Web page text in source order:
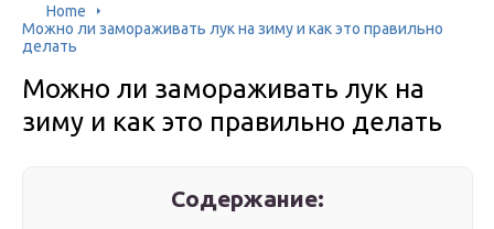
Home
Можно ли замораживать лук на зиму и как это правильно
делать
Можно ли замораживать лук на
зиму и как это правильно делать
Содержание: